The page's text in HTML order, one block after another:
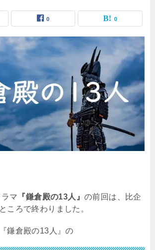
0 0
マ 『鎌倉殿の13人』の前回は、比企
ころで終わりました。
鎌倉殿の13 人』の